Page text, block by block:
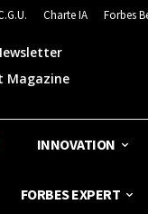
Charte IA Forbes
Magazine
INNOVATION
FORBES EXPERT